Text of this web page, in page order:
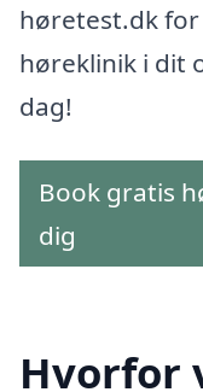
høretest.dk
høreklinik i dit
dag!
Book gratis
dig
Hvorfor